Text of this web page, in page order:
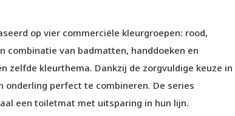
op vier commerciële kleurgroepen: rood,
combinatie van badmatten, handdoeken en
zelfde kleurthema. Dankzij de zorgvuldige keuze in
perfect te combineren. De series
een toiletmat met uitsparing in hun lijn.